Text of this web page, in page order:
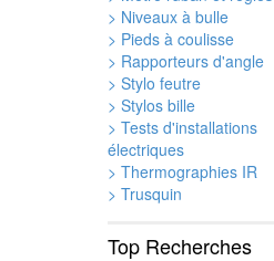
> Niveaux à bulle
> Pieds à coulisse
> Rapporteurs d'angle
> Stylo feutre
> Stylos bille
> Tests d'installations
électriques
> Thermographies IR
> Trusquin
Top Recherches